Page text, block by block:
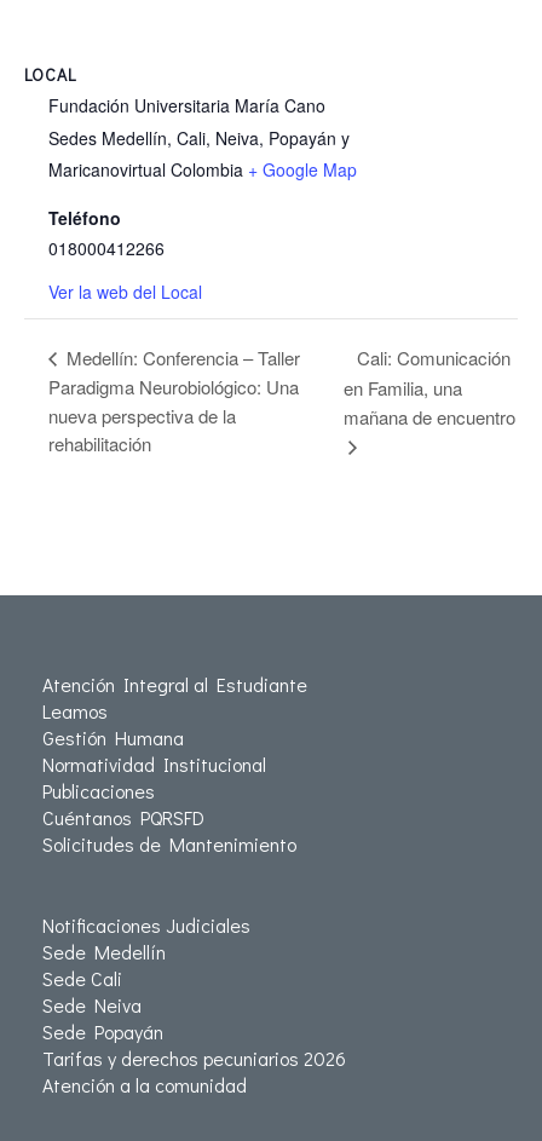
LOCAL
Fundación Universitaria María Cano
Sedes Medellín, Cali, Neiva, Popayán y
Maricanovirtual Colombia + Google Map
Teléfono
018000412266
Ver la web del Local
Medellín: Conferencia – Taller
Paradigma Neurobiológico: Una
nueva perspectiva de la
rehabilitación
Cali: Comunicación
en Familia, una
mañana de encuentro
Atención Integral al Estudiante
Leamos
Gestión Humana
Normatividad Institucional
Publicaciones
Cuéntanos PQRSFD
Solicitudes de Mantenimiento
Notificaciones Judiciales
Sede Medellín
Sede Cali
Sede Neiva
Sede Popayán
Tarifas y derechos pecuniarios 2026
Atención a la comunidad